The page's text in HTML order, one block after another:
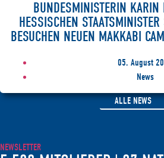
BUNDESMINISTERIN
HESSISCHEN
BESUCHEN NEUEN MAKKABI
05. August
News
ALLE NEWS
NEWSLETTER